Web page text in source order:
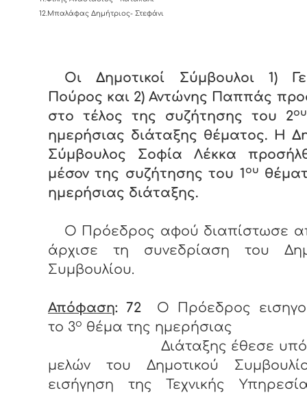
12.Μπαλάφας Δημήτριος- Στεφάνι
Οι Δημοτικοί Σύμβουλοι 1)
Πούρος και 2) Αντώνης Παππάς
στο τέλος της συζήτησης του 2ου
ημερήσιας διάταξης θέματος. Η
Σύμβουλος Σοφία Λέκκα
μέσον της συζήτησης του 1 ου
ημερήσιας διάταξης.
Ο Πρόεδρος αφού διαπίστωσε
άρχισε τη συνεδρίαση του
Συμβουλίου.
Απόφαση: 72Ο Πρόεδρος
το 3ο θέμα της
Διάταξης έθεσε
μελών του Δημοτικού
εισήγηση της Τεχνικής